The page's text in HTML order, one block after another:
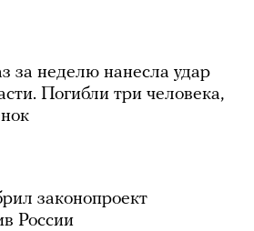
за неделю нанесла удар
Погибли три человека,
законопроект
России